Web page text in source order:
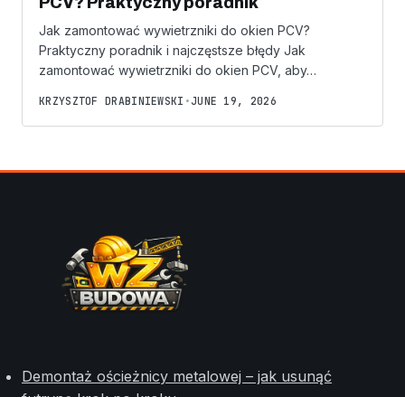
Jak zamontować wywietrzniki do okien PCV?
Praktyczny poradnik i najczęstsze błędy Jak
zamontować wywietrzniki do okien PCV, aby…
KRZYSZTOF DRABINIEWSKI • JUNE 19, 2026
Demontaż ościeżnicy metalowej – jak usunąć